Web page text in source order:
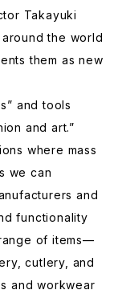
Takayuki
the world
them as new
and tools
and art.”
where mass
we can
and
functionality
of items—
cutlery, and
and workwear